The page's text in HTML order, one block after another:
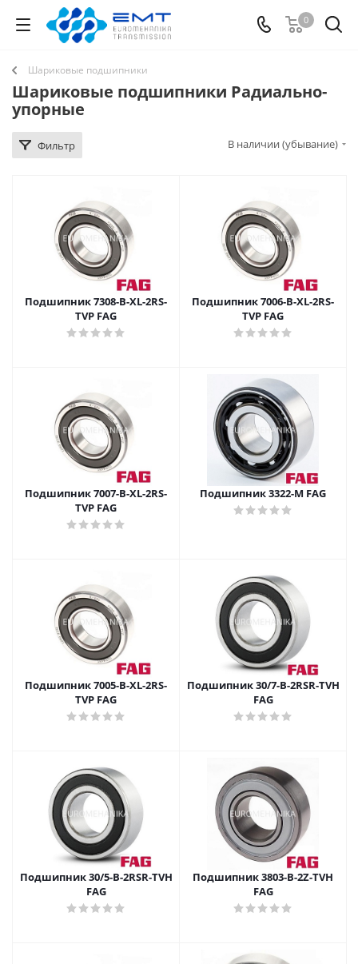
0
Шариковые подшипники
Шариковые подшипники Радиально-
упорные
Фильтр В наличии (убывание)
Подшипник 7308-B-XL-2RS-
TVP FAG
Подшипник 7006-B-XL-2RS-
TVP FAG
Подшипник 7007-B-XL-2RS-
TVP FAG
Подшипник 3322-M FAG
Подшипник 7005-B-XL-2RS-
TVP FAG
Подшипник 30/7-B-2RSR-TVH
FAG
Подшипник 30/5-B-2RSR-TVH
FAG
Подшипник 3803-B-2Z-TVH
FAG